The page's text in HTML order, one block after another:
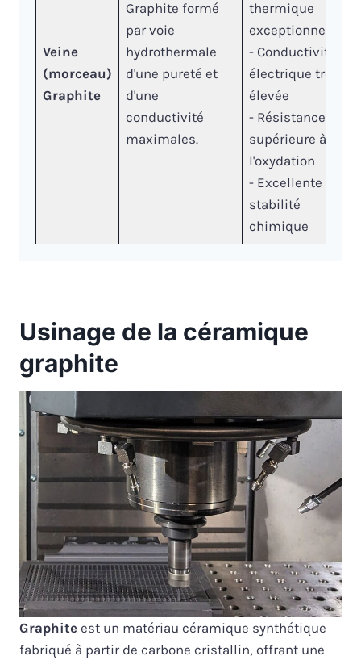
Veine
(morceau)
Graphite
Graphite formé
par voie
hydrothermale
d'une pureté et
d'une
conductivité
maximales.
thermique
exceptionnelle
- Conductivité
électrique très
élevée
- Résistance
supérieure à
l'oxydation
- Excellente
stabilité
chimique
Usinage de la céramique
graphite
Graphite est un matériau céramique synthétique
fabriqué à partir de carbone cristallin, offrant une